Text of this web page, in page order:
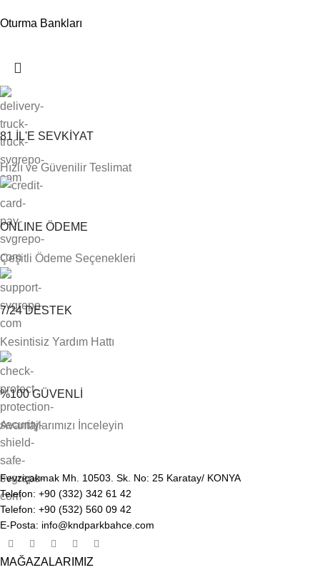
Oturma Bankları
81 İL'E SEVKİYAT
Hızlı ve Güvenilir Teslimat
ONLINE ÖDEME
Çeşitli Ödeme Seçenekleri
7/24 DESTEK
Kesintisiz Yardım Hattı
%100 GÜVENLİ
Avantajlarımızı İnceleyin
Fevziçakmak Mh. 10503. Sk. No: 25 Karatay/ KONYA
Telefon: +90 (332) 342 61 42
Telefon: +90 (532) 560 09 42
E-Posta: info@kndparkbahce.com
MAĞAZALARIMIZ